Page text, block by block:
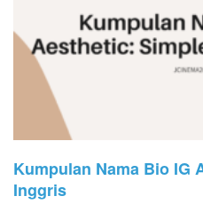
Kumpulan Nama Bio IG
Inggris